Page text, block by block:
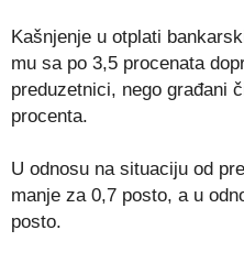
Kašnjenje u otplati
mu sa po 3,5 procenata
preduzetnici, nego građani
procenta.
U odnosu na situaciju od
manje za 0,7 posto, a u
posto.